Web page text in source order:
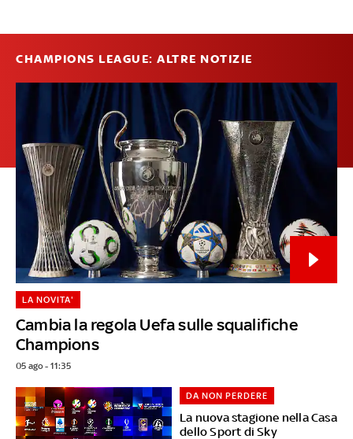
CHAMPIONS LEAGUE: ALTRE NOTIZIE
Cambia la regola Uefa sulle squalifiche
Champions
LA NOVITA'
05 ago - 11:35
La nuova stagione nella Casa
dello Sport di Sky
DA NON PERDERE